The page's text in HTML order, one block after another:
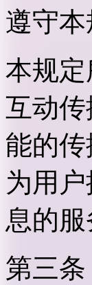
遵守本
本规
互动
能的
为用
息的服
第三